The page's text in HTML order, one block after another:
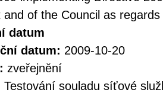
and of the Council as
datum
datum: 2009-10-20
zveřejnění
Testování souladu síťové